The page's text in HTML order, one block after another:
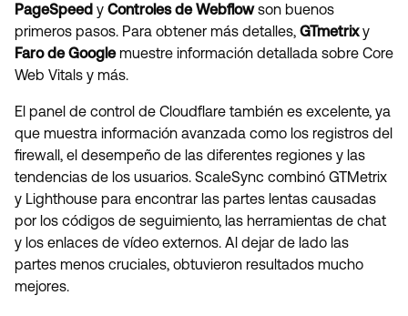
PageSpeed y Controles de Webflowson buenos
primeros pasos. Para obtener más detalles, GTmetrixy
Faro de Googlemuestre información detallada sobre Core
Web Vitals y más.
El panel de control de Cloudflare también es excelente, ya
que muestra información avanzada como los registros del
firewall, el desempeño de las diferentes regiones y las
tendencias de los usuarios. ScaleSync combinó GTMetrix
y Lighthouse para encontrar las partes lentas causadas
por los códigos de seguimiento, las herramientas de chat
y los enlaces de vídeo externos. Al dejar de lado las
partes menos cruciales, obtuvieron resultados mucho
mejores.